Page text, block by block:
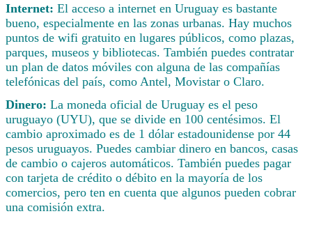
Internet: El acceso a internet en Uruguay es bastante
bueno, especialmente en las zonas urbanas. Hay muchos
puntos de wifi gratuito en lugares públicos, como plazas,
parques, museos y bibliotecas. También puedes contratar
un plan de datos móviles con alguna de las compañías
telefónicas del país, como Antel, Movistar o Claro.
Dinero: La moneda oficial de Uruguay es el peso
uruguayo (UYU), que se divide en 100 centésimos. El
cambio aproximado es de 1 dólar estadounidense por 44
pesos uruguayos. Puedes cambiar dinero en bancos, casas
de cambio o cajeros automáticos. También puedes pagar
con tarjeta de crédito o débito en la mayoría de los
comercios, pero ten en cuenta que algunos pueden cobrar
una comisión extra.